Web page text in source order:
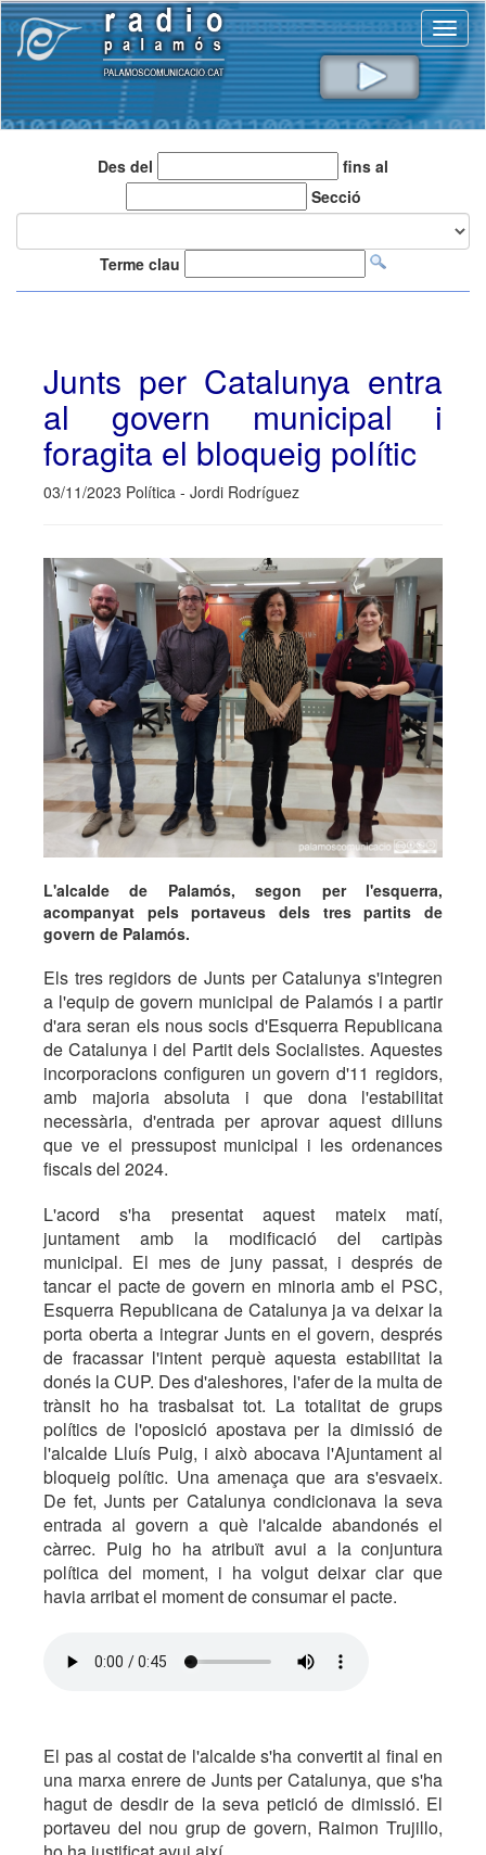
Des del
fins al
Secció
Terme clau
Junts per Catalunya entra
al govern municipal i
foragita el bloqueig polític
03/11/2023 Política - Jordi Rodríguez
L'alcalde de Palamós, segon per l'esquerra,
acompanyat pels portaveus dels tres partits de
govern de Palamós.
Els tres regidors de Junts per Catalunya s'integren
a l'equip de govern municipal de Palamós i a partir
d'ara seran els nous socis d'Esquerra Republicana
de Catalunya i del Partit dels Socialistes. Aquestes
incorporacions configuren un govern d'11 regidors,
amb majoria absoluta i que dona l'estabilitat
necessària, d'entrada per aprovar aquest dilluns
que ve el pressupost municipal i les ordenances
fiscals del 2024.
L'acord s'ha presentat aquest mateix matí,
juntament amb la modificació del cartipàs
municipal. El mes de juny passat, i després de
tancar el pacte de govern en minoria amb el PSC,
Esquerra Republicana de Catalunya ja va deixar la
porta oberta a integrar Junts en el govern, després
de fracassar l'intent perquè aquesta estabilitat la
donés la CUP. Des d'aleshores, l'afer de la multa de
trànsit ho ha trasbalsat tot. La totalitat de grups
polítics de l'oposició apostava per la dimissió de
l'alcalde Lluís Puig, i això abocava l'Ajuntament al
bloqueig polític. Una amenaça que ara s'esvaeix.
De fet, Junts per Catalunya condicionava la seva
entrada al govern a què l'alcalde abandonés el
càrrec. Puig ho ha atribuït avui a la conjuntura
política del moment, i ha volgut deixar clar que
havia arribat el moment de consumar el pacte.
El pas al costat de l'alcalde s'ha convertit al final en
una marxa enrere de Junts per Catalunya, que s'ha
hagut de desdir de la seva petició de dimissió. El
portaveu del nou grup de govern, Raimon Trujillo,